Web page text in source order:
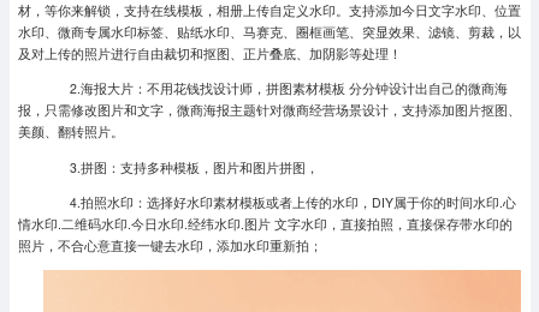
材，等你来解锁，支持在线模板，相册上传自定义水印。支持添加今日文字水印、位置
水印、微商专属水印标签、贴纸水印、马赛克、圈框画笔、突显效果、滤镜、剪裁，以
及对上传的照片进行自由裁切和抠图、正片叠底、加阴影等处理！
2.海报大片：不用花钱找设计师，拼图素材模板 分分钟设计出自己的微商海
报，只需修改图片和文字，微商海报主题针对微商经营场景设计，支持添加图片抠图、
美颜、翻转照片。
3.拼图：支持多种模板，图片和图片拼图，
4.拍照水印：选择好水印素材模板或者上传的水印，DIY属于你的时间水印.心
情水印.二维码水印.今日水印.经纬水印.图片 文字水印，直接拍照，直接保存带水印的
照片，不合心意直接一键去水印，添加水印重新拍；